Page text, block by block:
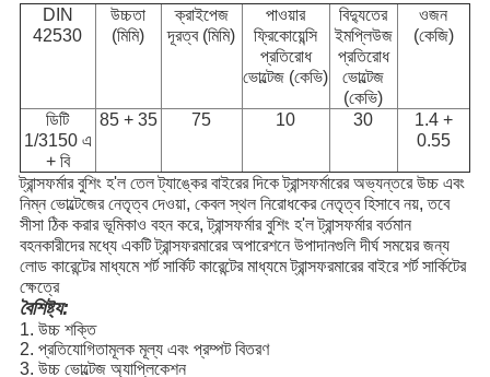
DIN
42530
উচ্চতা
(মিমি)
ক্রাইপেজ
দূরত্ব (মিমি)
পাওয়ার
ফ্রিকোয়েন্সি
প্রতিরোধ
ভোল্টেজ (কেভি)
বিদ্যুতের
ইমপ্লিউজ
প্রতিরোধ
ভোল্টেজ
(কেভি)
ওজন
(কেজি)
ডিটি
1/3150 এ
+ বি
85 + 35 75 10 30
1.4 +
0.55
ট্রান্সফর্মার বুশিং হ'ল তেল ট্যাঙ্কের বাইরের দিকে ট্রান্সফর্মারের অভ্যন্তরে উচ্চ এবং
নিম্ন ভোল্টেজের নেতৃত্ব দেওয়া, কেবল স্থল নিরোধকের নেতৃত্ব হিসাবে নয়, তবে
সীসা ঠিক করার ভূমিকাও বহন করে, ট্রান্সফর্মার বুশিং হ'ল ট্রান্সফর্মার বর্তমান
বহনকারীদের মধ্যে একটি ট্রান্সফরমারের অপারেশনে উপাদানগুলি দীর্ঘ সময়ের জন্য
লোড কারেন্টের মাধ্যমে শর্ট সার্কিট কারেন্টের মাধ্যমে ট্রান্সফরমারের বাইরে শর্ট সার্কিটের
ক্ষেত্রে
বৈশিষ্ট্য:
1. উচ্চ শক্তি
2. প্রতিযোগিতামূলক মূল্য এবং প্রম্পট বিতরণ
3. উচ্চ ভোল্টেজ অ্যাপ্লিকেশন